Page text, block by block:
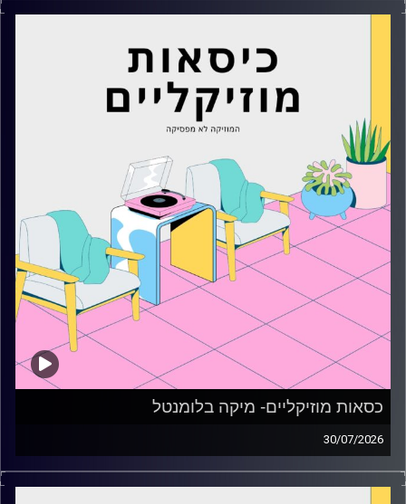
כסאות מוזיקליים- מיקה בלומנטל
30/07/2026
כסאות מוזיקליים עם מיקה בלומנטל